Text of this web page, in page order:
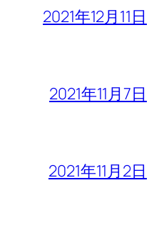
2021年12月11日
2021年11月7日
2021年11月2日